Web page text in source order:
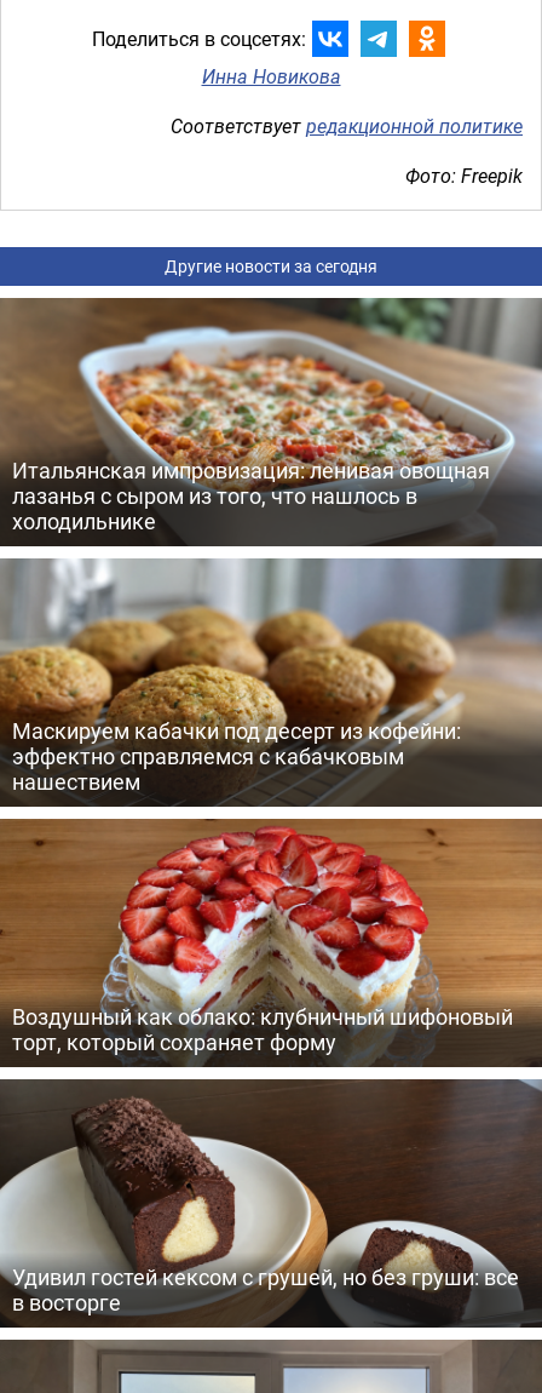
Поделиться в соцсетях:
Инна Новикова
Соответствуетредакционной политике
Фото: Freepik
Другие новости за сегодня
Итальянская импровизация: ленивая овощная
лазанья с сыром из того, что нашлось в
холодильнике
Маскируем кабачки под десерт из кофейни:
эффектно справляемся с кабачковым
нашествием
Воздушный как облако: клубничный шифоновый
торт, который сохраняет форму
Удивил гостей кексом с грушей, но без груши: все
в восторге